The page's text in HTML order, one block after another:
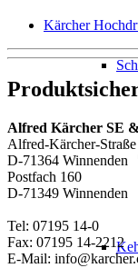
Kärcher
Alfred Kärcher SE
Alfred-Kärcher-
D-71364 Winnenden
Postfach 160
D-71349 Winnenden
Tel: 07195 14-0
Fax: 07195 14-2212
E-Mail: